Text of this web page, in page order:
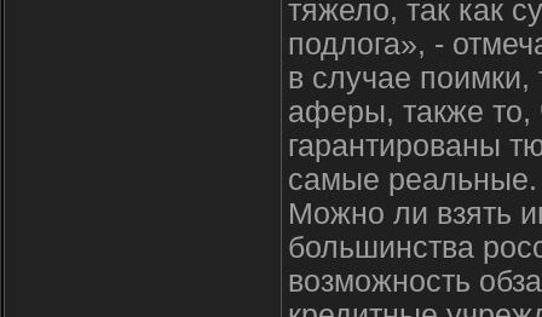
тяжело, так как
подлога», -
в случае поимки,
аферы, также то,
гарантированы
самые реальные.
Можно ли взять
большинства
возможность